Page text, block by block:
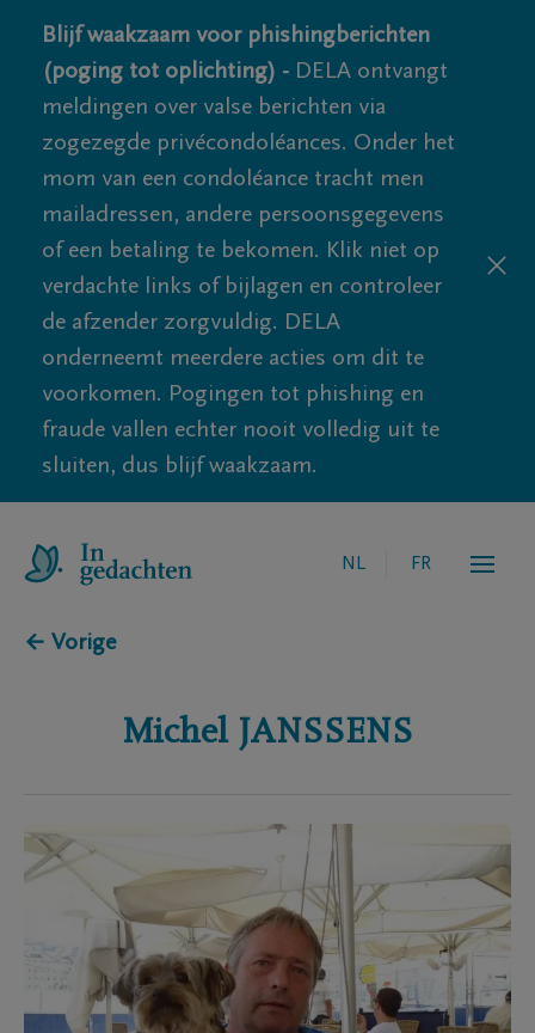
Blijf waakzaam voor phishingberichten
(poging tot oplichting) - DELA ontvangt
meldingen over valse berichten via
zogezegde privécondoléances. Onder het
mom van een condoléance tracht men
mailadressen, andere persoonsgegevens
of een betaling te bekomen. Klik niet op
verdachte links of bijlagen en controleer
de afzender zorgvuldig. DELA
onderneemt meerdere acties om dit te
voorkomen. Pogingen tot phishing en
fraude vallen echter nooit volledig uit te
sluiten, dus blijf waakzaam.
NL FR
← Vorige
Michel JANSSENS